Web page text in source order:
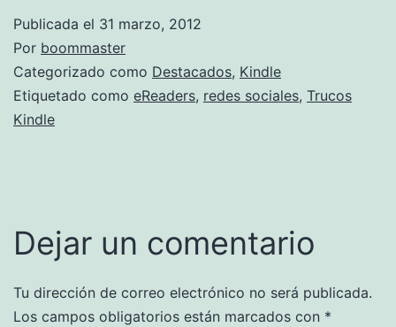
Publicada el 31 marzo, 2012
Por boommaster
Categorizado como Destacados, Kindle
Etiquetado como eReaders, redes sociales, Trucos
Kindle
Dejar un comentario
Tu dirección de correo electrónico no será publicada.
Los campos obligatorios están marcados con *